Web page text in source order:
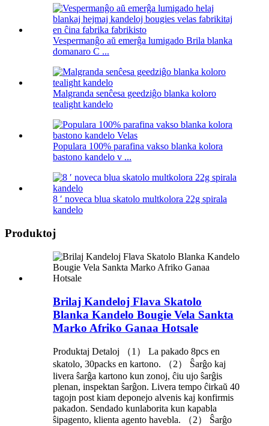
Vespermanĝo aŭ emerĝa lumigado Brila blanka
domanaro C ...
Malgranda senĉesa geedziĝo blanka koloro
tealight kandelo
Populara 100% parafina vakso blanka kolora
bastono kandelo v ...
8 ′ noveca blua skatolo multkolora 22g spirala
kandelo
Produktoj
Brilaj Kandeloj Flava Skatolo
Blanka Kandelo Bougie Vela Sankta
Marko Afriko Ganaa Hotsale
Produktaj Detaloj （1） La pakado 8pcs en
skatolo, 30packs en kartono. （2） Ŝarĝo kaj
livera ŝarĝa kartono kun zonoj, ĉiu ujo ŝarĝis
plenan, inspektan ŝarĝon. Livera tempo ĉirkaŭ 40
tagojn post kiam deponejo alvenis kaj konfirmis
pakadon. Sendado kunlaborita kun kapabla
ŝipagento, klienta agento havebla. （2） Ŝarĝo